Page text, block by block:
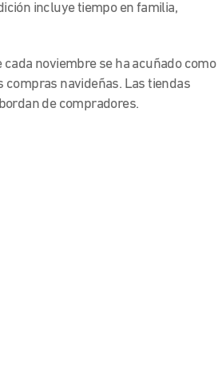
incluye tiempo en familia,
cada noviembre se ha acuñado como
compras navideñas. Las tiendas
de compradores.